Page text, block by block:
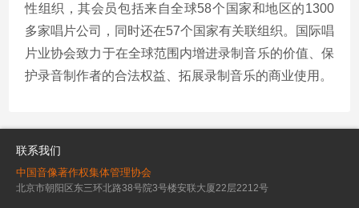
性组织，其会员包括来自全球58个国家和地区的1300
多家唱片公司，同时还在57个国家有关联组织。国际唱
片业协会致力于在全球范围内增进录制音乐的价值、保
护录音制作者的合法权益、拓展录制音乐的商业使用。
联系我们
中国音像著作权集体管理协会
北京市朝阳区东三环北路38号院3号楼安联大厦22层2212号